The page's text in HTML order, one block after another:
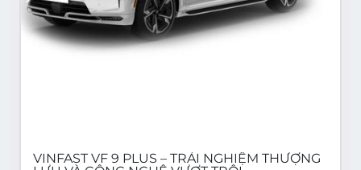
VINFAST VF 9 PLUS – TRẢI NGHIỆM THƯỢNG